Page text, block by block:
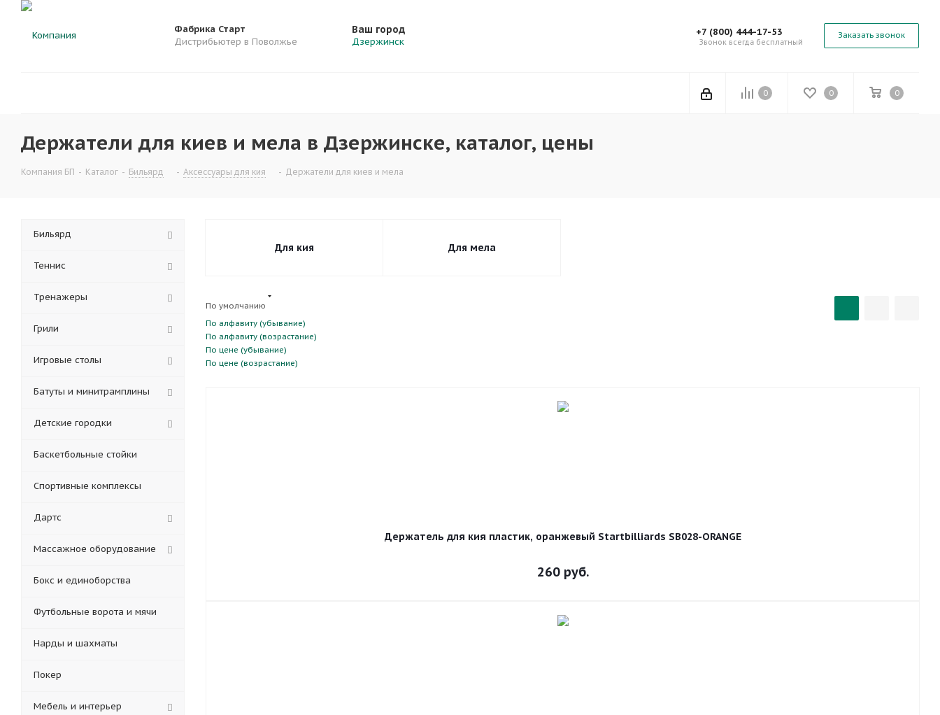
Фабрика Старт
Дистрибьютер в Поволжье
Ваш город
Дзержинск
+7 (800) 444-17-53
Звонок всегда бесплатный
Заказать звонок
0 0 0
Держатели для киев и мела в Дзержинске, каталог, цены
Компания БП - Каталог - Бильярд - Аксессуары для кия - Держатели для киев и мела
Для кия Для мела
По умолчанию
По алфавиту (убывание)
По алфавиту (возрастание)
По цене (убывание)
По цене (возрастание)
Держатель для кия пластик, оранжевый Startbilliards SB028-ORANGE
260 руб.
Бильярд
Теннис
Тренажеры
Грили
Игровые столы
Батуты и минитрамплины
Детские городки
Баскетбольные стойки
Спортивные комплексы
Дартс
Массажное оборудование
Бокс и единоборства
Футбольные ворота и мячи
Нарды и шахматы
Покер
Мебель и интерьер